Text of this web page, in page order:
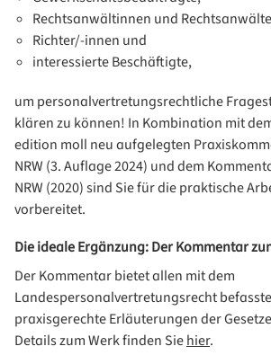
Rechtsanwältinnen und
Richter/-innen und
interessierte Beschäftigte,
um personalvertretungsrechtliche
klären zu können! In Kombination mit
edition moll neu aufgelegten
NRW (3. Auflage 2024) und dem
NRW (2020) sind Sie für die praktische
vorbereitet.
Die ideale Ergänzung: Der Kommentar
Der Kommentar bietet allen mit dem
Landespersonalvertretungsrecht
praxisgerechte Erläuterungen der
Details zum Werk finden Siehier.